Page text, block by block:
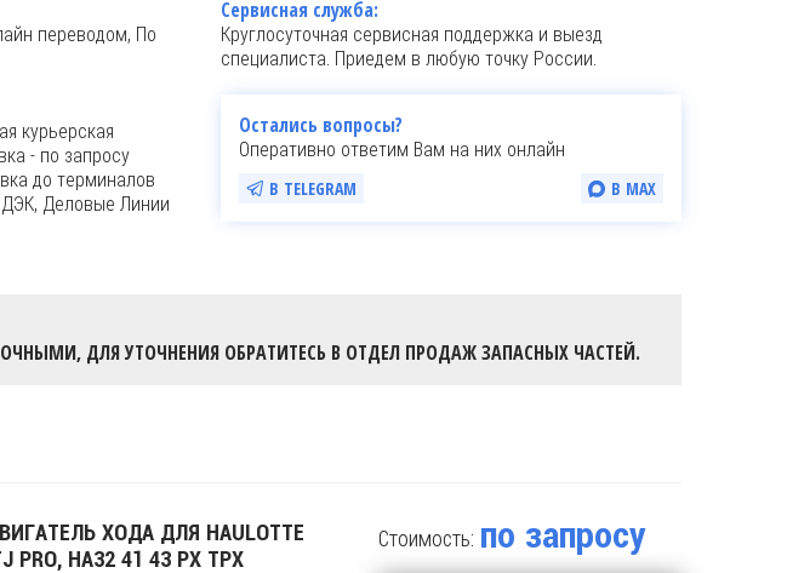
переводом, По
курьерская
- по запросу
до терминалов
Деловые Линии
Сервисная служба:
Круглосуточная сервисная поддержка и выезд
специалиста. Приедем в любую точку России.
Остались вопросы?
Оперативно ответим Вам на них онлайн
В TELEGRAM В MAX
ДЛЯ УТОЧНЕНИЯ ОБРАТИТЕСЬ В ОТДЕЛ ПРОДАЖ ЗАПАСНЫХ ЧАСТЕЙ.
ХОДА ДЛЯ HAULOTTE
PRO, HA32 41 43 PX TPX
Стоимость: по запросу